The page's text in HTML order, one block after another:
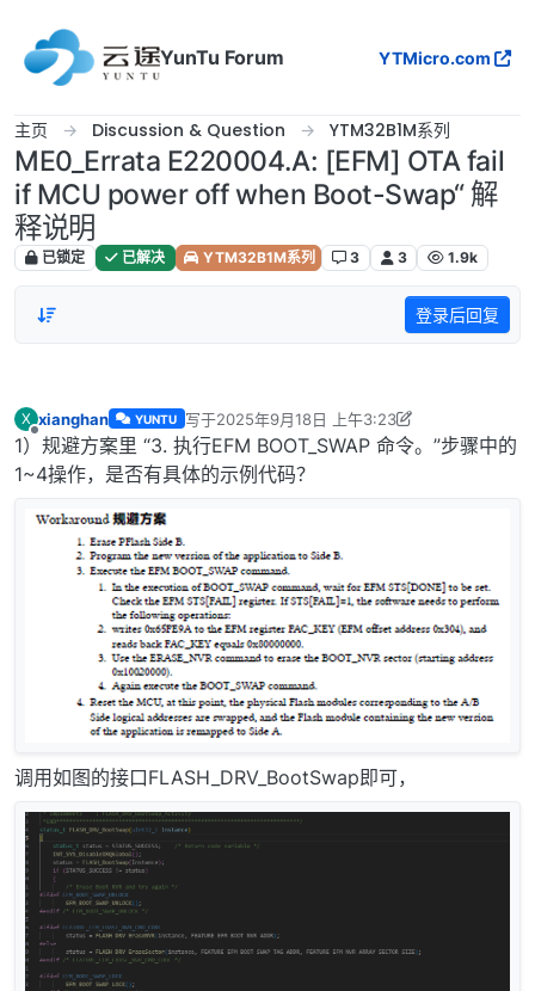
YunTu Forum
YTMicro.com
主页 Discussion & Question YTM32B1M系列
ME0_Errata E220004.A: [EFM] OTA fail
if MCU power off when Boot-Swap“ 解
释说明
已锁定 已解决 YTM32B1M系列 3 3 1.9k
登录后回复
X
离线
xianghan YUNTU 写于2025年9月18日 上午3:23
最后由 xianghan 编辑2025年9月23日 上午9:34
1）规避方案里 “3. 执行EFM BOOT_SWAP 命令。”步骤中的
1~4操作，是否有具体的示例代码？
调用如图的接口FLASH_DRV_BootSwap即可，